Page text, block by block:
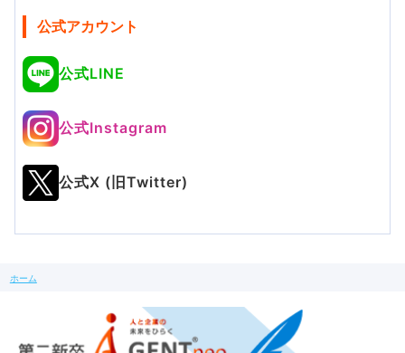
公式アカウント
公式LINE
公式Instagram
公式X (旧Twitter)
ホーム